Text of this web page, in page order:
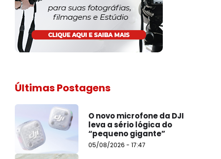
Últimas Postagens
O novo microfone da DJI
leva a sério lógica do
“pequeno gigante”
05/08/2026 - 17:47